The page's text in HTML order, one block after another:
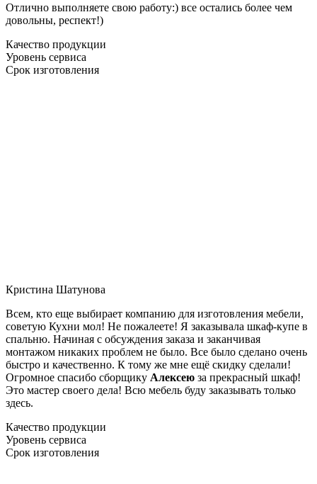
Отлично выполняете свою работу:) все остались более чем
довольны, респект!)
Качество продукции
Уровень сервиса
Срок изготовления
Кристина Шатунова
Всем, кто еще выбирает компанию для изготовления мебели,
советую Кухни мол! Не пожалеете! Я заказывала шкаф-купе в
спальню. Начиная с обсуждения заказа и заканчивая
монтажом никаких проблем не было. Все было сделано очень
быстро и качественно. К тому же мне ещё скидку сделали!
Огромное спасибо сборщику Алексею за прекрасный шкаф!
Это мастер своего дела! Всю мебель буду заказывать только
здесь.
Качество продукции
Уровень сервиса
Срок изготовления